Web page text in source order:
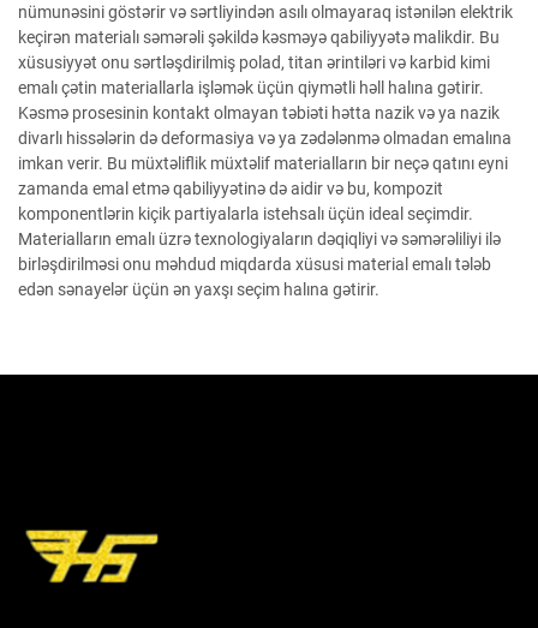
nümunəsini göstərir və sərtliyindən asılı olmayaraq istənilən elektrik
keçirən materialı səmərəli şəkildə kəsməyə qabiliyyətə malikdir. Bu
xüsusiyyət onu sərtləşdirilmiş polad, titan ərintiləri və karbid kimi
emalı çətin materiallarla işləmək üçün qiymətli həll halına gətirir.
Kəsmə prosesinin kontakt olmayan təbiəti hətta nazik və ya nazik
divarlı hissələrin də deformasiya və ya zədələnmə olmadan emalına
imkan verir. Bu müxtəliflik müxtəlif materialların bir neçə qatını eyni
zamanda emal etmə qabiliyyətinə də aidir və bu, kompozit
komponentlərin kiçik partiyalarla istehsalı üçün ideal seçimdir.
Materialların emalı üzrə texnologiyaların dəqiqliyi və səmərəliliyi ilə
birləşdirilməsi onu məhdud miqdarda xüsusi material emalı tələb
edən sənayelər üçün ən yaxşı seçim halına gətirir.